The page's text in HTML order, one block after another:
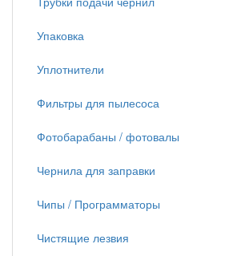
Упаковка
Уплотнители
Фильтры для пылесоса
Фотобарабаны / фотовалы
Чернила для заправки
Чипы / Программаторы
Чистящие лезвия